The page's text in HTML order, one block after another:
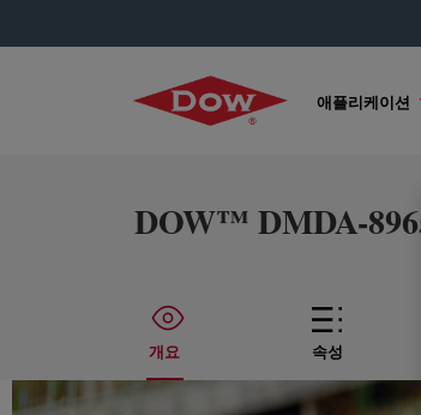
애플리케이션
DOW™ DMDA-
개요 속성